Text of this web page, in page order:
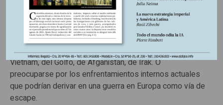
A este estadio, los otros pueblos tienen fundamentos
para preguntarse si deben añorar la unión nacional
estadounidense, que produjo las guerras de Corea, de
Vietnam, del Golfo, de Afganistán, de Irak. O
preocuparse por los enfrentamientos internos actuales
que podrían derivar en una guerra en Europa como vía de
escape.